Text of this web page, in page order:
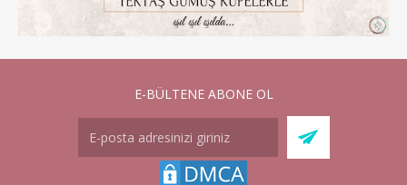
E-BÜLTENE ABONE OL